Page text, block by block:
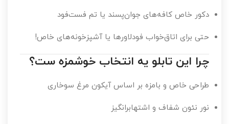
دکور خاص کافه‌های جوان‌پسند یا تم فست‌فود
حتی برای اتاق‌خواب فودلاورها یا آشپزخونه‌های خاص!
چرا این تابلو یه انتخاب خوشمزه ست؟
طراحی خاص و بامزه بر اساس آیکون مرغ سوخاری
نور نئون شفاف و اشتهابرانگیز